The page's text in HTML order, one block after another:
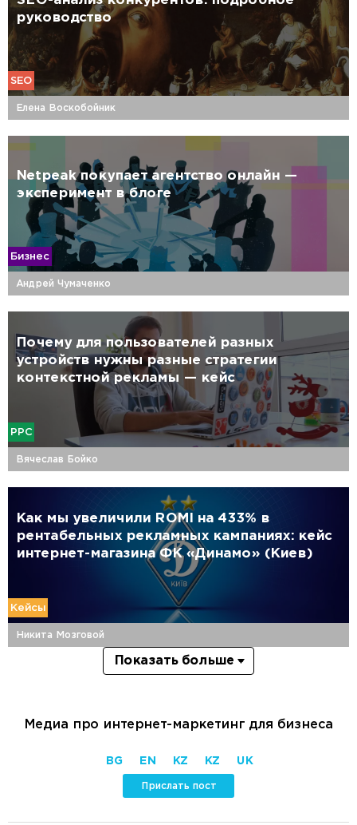
руководство
SEO
Елена Воскобойник
Netpeak покупает агентство онлайн —
эксперимент в блоге
Бизнес
Андрей Чумаченко
Почему для пользователей разных
устройств нужны разные стратегии
контекстной рекламы — кейс
PPC
Вячеслав Бойко
Как мы увеличили ROMI на 433% в
рентабельных рекламных кампаниях: кейс
интернет-магазина ФК «Динамо» (Киев)
Кейсы
Никита Мозговой
Показать больше
Медиа про интернет-маркетинг для бизнеса
BG EN KZ KZ UK
Прислать пост